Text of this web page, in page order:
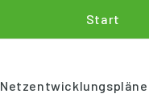
Start
Netzentwicklungspläne